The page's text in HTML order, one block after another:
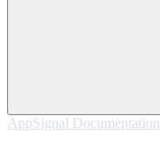
AppSignal Documentation